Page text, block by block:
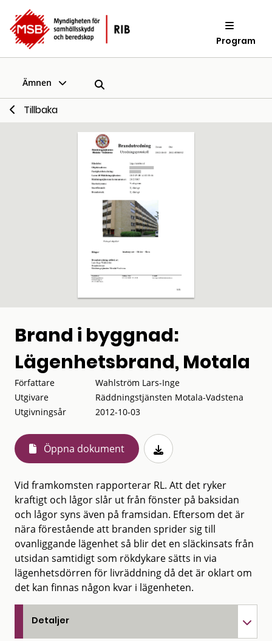
Program
Ämnen
Tillbaka
Brand i byggnad:
Lägenhetsbrand, Motala
Författare
Wahlström Lars-Inge
Utgivare
Räddningstjänsten Motala-Vadstena
Utgivningsår
2012-10-03
Öppna dokument
Vid framkomsten rapporterar RL. Att det ryker
kraftigt och lågor slår ut från fönster på baksidan
och lågor syns även på framsidan. Eftersom det är
nära förestående att branden sprider sig till
ovanliggande lägenhet så blir det en släckinsats från
utsidan samtidigt som rökdykare sätts in via
lägenhetsdörren för livräddning då det är oklart om
det kan finnas någon kvar i lägenheten.
Detaljer